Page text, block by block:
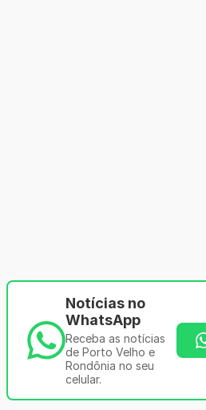
Notícias no
WhatsApp
Receba as notícias
de Porto Velho e
Rondônia no seu
celular.